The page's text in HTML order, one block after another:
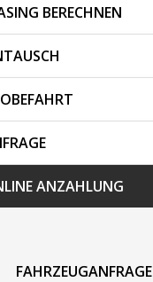
BERECHNEN
ANZAHLUNG
FAHRZEUGANFRAGE